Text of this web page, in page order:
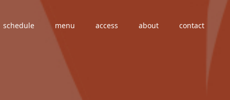
schedule menu access about contact